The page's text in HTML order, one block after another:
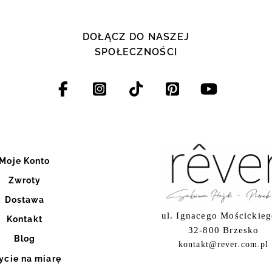
DOŁĄCZ DO NASZEJ
SPOŁECZNOŚCI
Konto
Zwroty
Dostawa
Kontakt
Blog
na miarę
ul. Ignacego
32-800 Brzesko
kontakt@rever.com.pl